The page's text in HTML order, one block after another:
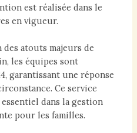
est réalisée dans le
en vigueur.
atouts majeurs de
les équipes sont
garantissant une réponse
Ce service
dans la gestion
pour les familles.